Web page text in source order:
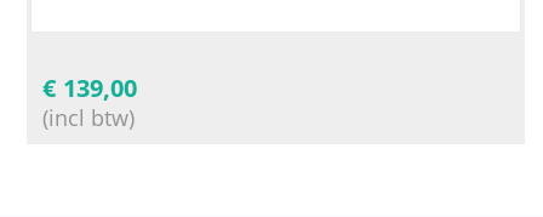
€ 139,00
(incl btw)